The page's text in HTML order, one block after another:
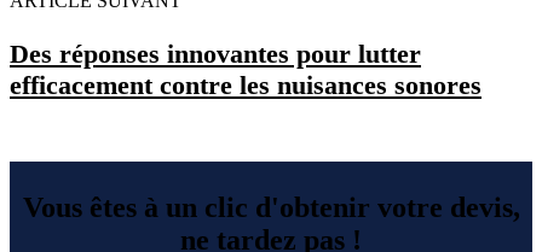
Des réponses innovantes pour lutter
efficacement contre les nuisances sonores
Vous êtes à un clic d'obtenir votre devis,
ne tardez pas !